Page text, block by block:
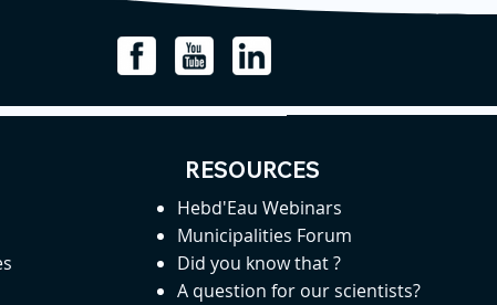
RESOURCES
Hebd'Eau Webinars
Municipalities Forum
Did you know that ?
A question for our scientists?